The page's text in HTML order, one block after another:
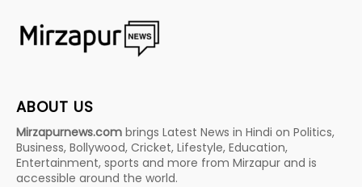
ABOUT US
Mirzapurnews.com brings Latest News in Hindi on Politics,
Business, Bollywood, Cricket, Lifestyle, Education,
Entertainment, sports and more from Mirzapur and is
accessible around the world.